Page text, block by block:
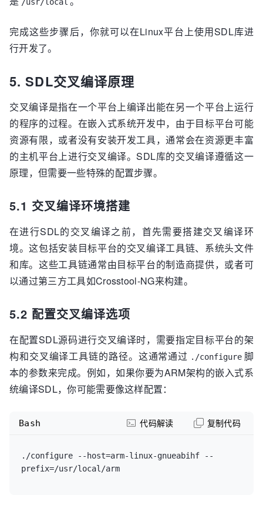
完成这些步骤后，你就可以在Linux平台上使用SDL库进
行开发了。
5. SDL交叉编译原理
交叉编译是指在一个平台上编译出能在另一个平台上运行
的程序的过程。在嵌入式系统开发中，由于目标平台可能
资源有限，或者没有安装开发工具，通常会在资源更丰富
的主机平台上进行交叉编译。SDL库的交叉编译遵循这一
原理，但需要一些特殊的配置步骤。
5.1 交叉编译环境搭建
在进行SDL的交叉编译之前，首先需要搭建交叉编译环
境。这包括安装目标平台的交叉编译工具链、系统头文件
和库。这些工具链通常由目标平台的制造商提供，或者可
以通过第三方工具如Crosstool-NG来构建。
5.2 配置交叉编译选项
在配置SDL源码进行交叉编译时，需要指定目标平台的架
构和交叉编译工具链的路径。这通常通过 ./configure 脚
本的参数来完成。例如，如果你要为ARM架构的嵌入式系
统编译SDL，你可能需要像这样配置：
./configure --host=arm-linux-gnueabihf --
Bash 代码解读 复制代码